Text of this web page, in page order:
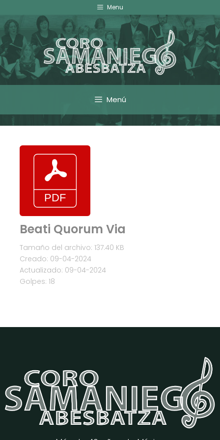
Menu
Menú
Beati Quorum Via
Tamaño del archivo: 137.40 KB
Creado: 09-04-2024
Actualizado: 09-04-2024
Golpes: 18